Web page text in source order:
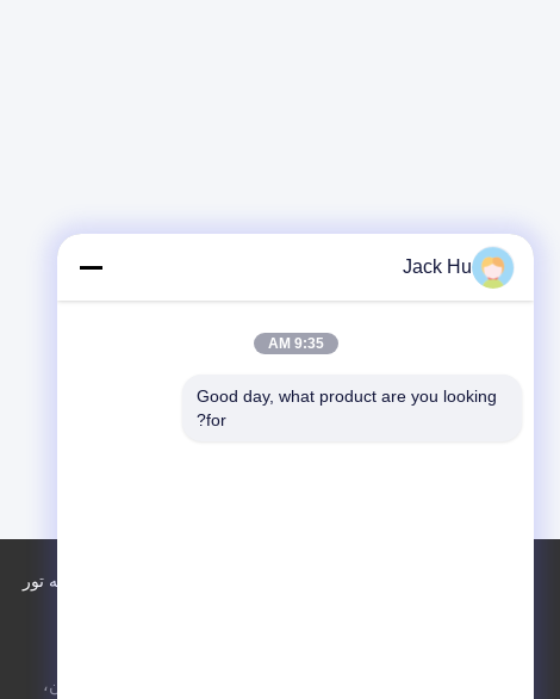
کارخانه تور
شماره 97 Changping Road، شهر شهن،
Jack Hu
9:35 AM
Good day, what product are you looking
for?